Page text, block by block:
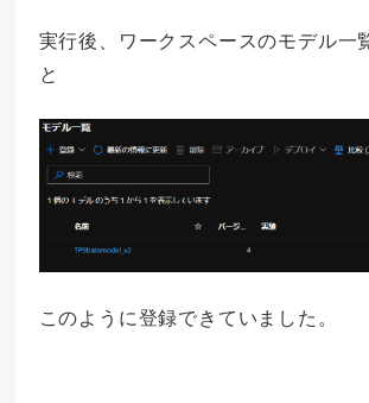
実行後、ワークスペースのモデル一
と
このように登録できていました。